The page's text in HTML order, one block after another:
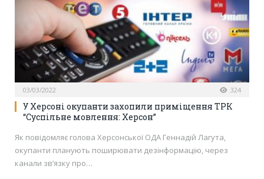
03/03/2022 324
У Херсоні окупанти захопили приміщення ТРК
“Суспільне мовлення: Херсон”
Як повідомляє голова Херсонської ОДА Геннадій Лагута,
окупанти планують поширювати дезінформацію, через
канали зв’язку про…